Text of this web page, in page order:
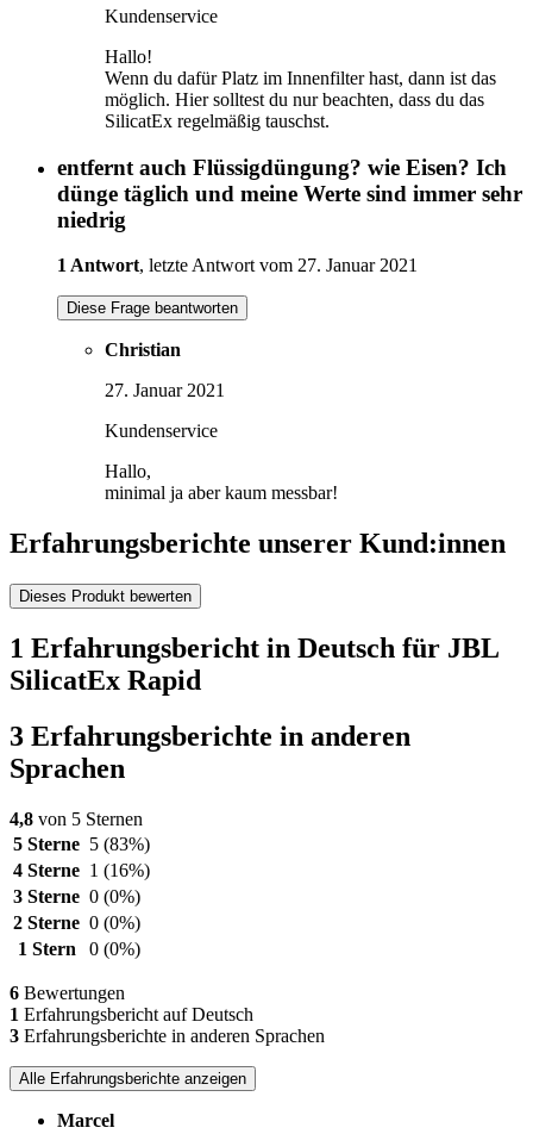
Kundenservice
Hallo!
Wenn du dafür Platz im Innenfilter hast, dann ist das
möglich. Hier solltest du nur beachten, dass du das
SilicatEx regelmäßig tauschst.
entfernt auch Flüssigdüngung? wie Eisen? Ich
dünge täglich und meine Werte sind immer sehr
niedrig
1 Antwort, letzte Antwort vom 27. Januar 2021
Diese Frage beantworten
Christian
27. Januar 2021
Kundenservice
Hallo,
minimal ja aber kaum messbar!
Erfahrungsberichte unserer Kund:innen
Dieses Produkt bewerten
1 Erfahrungsbericht in Deutsch für JBL
SilicatEx Rapid
3 Erfahrungsberichte in anderen
Sprachen
4,8 von 5 Sternen
5 Sterne 5 (83%)
4 Sterne 1 (16%)
3 Sterne 0 (0%)
2 Sterne 0 (0%)
1 Stern
0 (0%)
6 Bewertungen
1 Erfahrungsbericht auf Deutsch
3 Erfahrungsberichte in anderen Sprachen
Alle Erfahrungsberichte anzeigen
Marcel